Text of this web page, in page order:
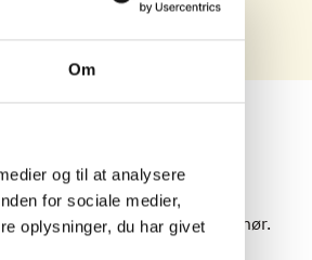
Om
og til at analysere
for sociale medier,
oplysninger, du har givet
på panden og vendes i smør.